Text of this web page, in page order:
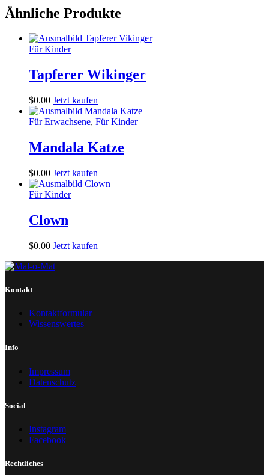
Ähnliche Produkte
Für Kinder
Tapferer Wikinger
$0.00 Jetzt kaufen
Für Erwachsene, Für Kinder
Mandala Katze
$0.00 Jetzt kaufen
Für Kinder
Clown
$0.00 Jetzt kaufen
Kontakt
Kontaktformular
Wissenswertes
Info
Impressum
Datenschutz
Social
Instagram
Facebook
Rechtliches